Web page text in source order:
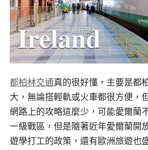
都柏林交通真的很好懂，主要是都
大，無論搭輕軌或火車都很方便，
網路上的攻略這麼少，可能愛爾蘭
一級戰區，但是隨著近年愛爾蘭開
遊學打工的政策，還有歐洲旅遊也